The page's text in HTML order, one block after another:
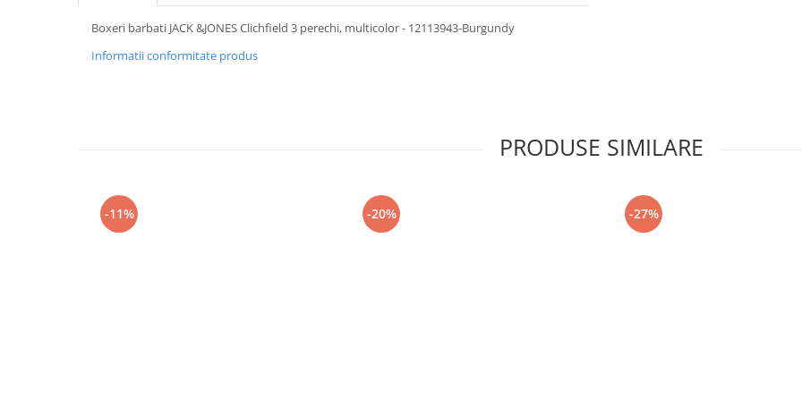
Boxeri barbati JACK &JONES Clichfield 3 perechi, multicolor - 12113943-Burgundy
Informatii conformitate produs
PRODUSE SIMILARE
-11% -20% -27%